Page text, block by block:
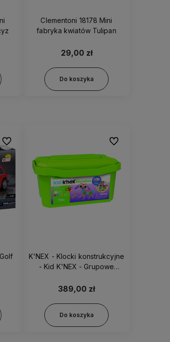
Clementoni 18178 Mini
fabryka kwiatów Tulipan
29,00 zł
Do koszyka
Do ulubionych
K'NEX - Klocki konstrukcyjne
- Kid K'NEX - Grupowe
389,00 zł
Do koszyka
Do ulubionych